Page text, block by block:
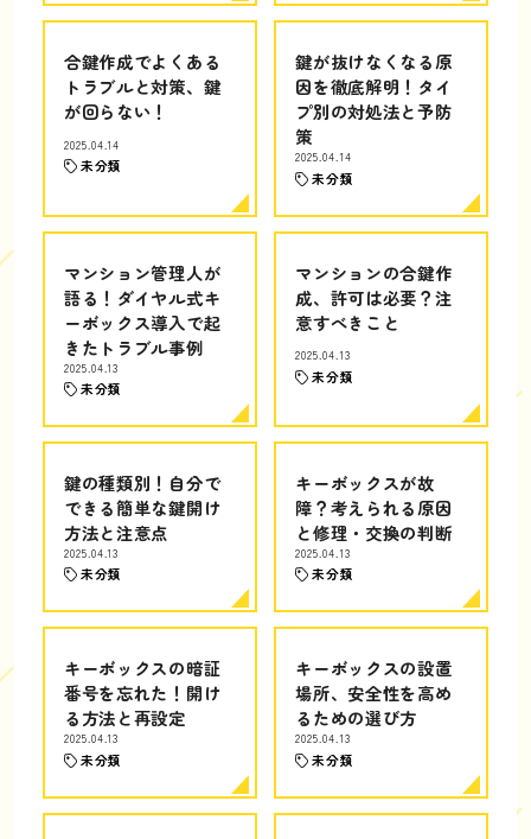
合鍵作成でよくある
トラブルと対策、鍵
が回らない！
2025.04.14
未分類
鍵が抜けなくなる原
因を徹底解明！タイ
プ別の対処法と予防
策
2025.04.14
未分類
マンション管理人が
語る！ダイヤル式キ
ーボックス導入で起
きたトラブル事例
2025.04.13
未分類
マンションの合鍵作
成、許可は必要？注
意すべきこと
2025.04.13
未分類
鍵の種類別！自分で
できる簡単な鍵開け
方法と注意点
2025.04.13
未分類
キーボックスが故
障？考えられる原因
と修理・交換の判断
2025.04.13
未分類
キーボックスの暗証
番号を忘れた！開け
る方法と再設定
2025.04.13
未分類
キーボックスの設置
場所、安全性を高め
るための選び方
2025.04.13
未分類